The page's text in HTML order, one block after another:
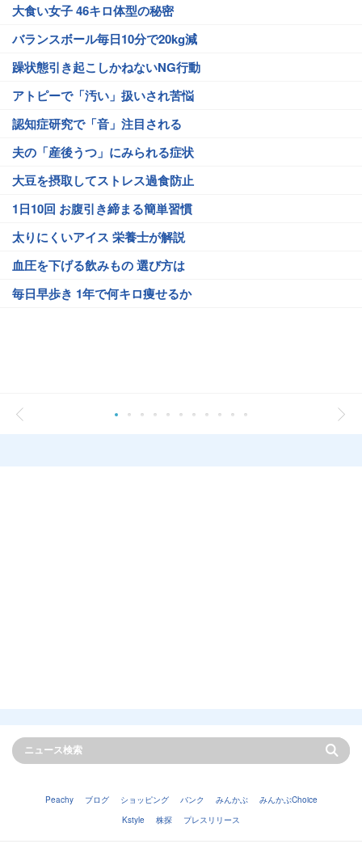
大食い女子 46キロ体型の秘密
バランスボール毎日10分で20kg減
躁状態引き起こしかねないNG行動
アトピーで「汚い」扱いされ苦悩
認知症研究で「音」注目される
夫の「産後うつ」にみられる症状
大豆を摂取してストレス過食防止
1日10回 お腹引き締まる簡単習慣
太りにくいアイス 栄養士が解説
血圧を下げる飲みもの 選び方は
毎日早歩き 1年で何キロ痩せるか
Peachy ブログ ショッピング バンク みんかぶ
みんかぶChoice
Kstyle
株探 プレスリリース